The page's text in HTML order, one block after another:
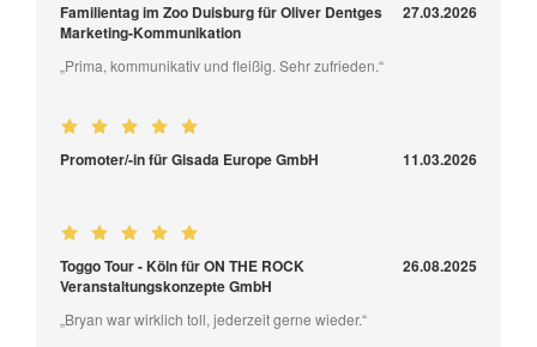
Familientag im Zoo Duisburg für Oliver Dentges
Marketing-Kommunikation
27.03.2026
„Prima, kommunikativ und fleißig. Sehr zufrieden.“
Promoter/-in für Gisada Europe GmbH 11.03.2026
Toggo Tour - Köln für ON THE ROCK
Veranstaltungskonzepte GmbH
26.08.2025
„Bryan war wirklich toll, jederzeit gerne wieder.“